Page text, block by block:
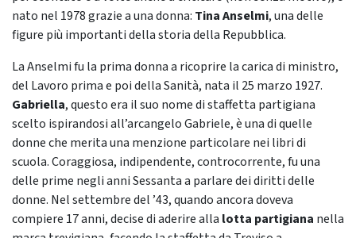
nato nel 1978 grazie a una donna: Tina Anselmi, una delle
figure più importanti della storia della Repubblica.
La Anselmi fu la prima donna a ricoprire la carica di ministro,
del Lavoro prima e poi della Sanità, nata il 25 marzo 1927.
Gabriella, questo era il suo nome di staffetta partigiana
scelto ispirandosi all’arcangelo Gabriele, è una di quelle
donne che merita una menzione particolare nei libri di
scuola. Coraggiosa, indipendente, controcorrente, fu una
delle prime negli anni Sessanta a parlare dei diritti delle
donne. Nel settembre del ’43, quando ancora doveva
compiere 17 anni, decise di aderire alla lotta partigiana nella